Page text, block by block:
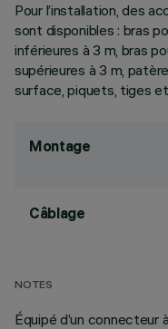
Pour l’installation, des
sont disponibles : bras
inférieures à 3 m, bras
supérieures à 3 m,
surface, piquets, tiges
Montage
Câblage
NOTES
Équipé d’un